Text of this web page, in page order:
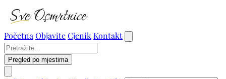
Početna ObjaviteCjenik Kontakt
Pregled po mjestima